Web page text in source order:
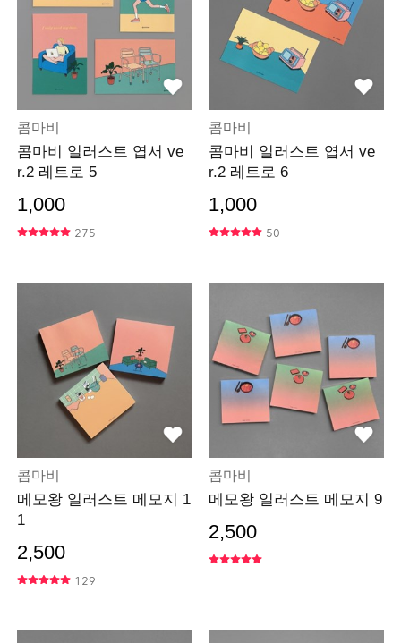
콤마비
콤마비 일러스트 엽서 ve
r.2 레트로 5
1,000
275
콤마비
콤마비 일러스트 엽서 ve
r.2 레트로 6
1,000
50
콤마비
메모왕 일러스트 메모지 1
1
2,500
129
콤마비
메모왕 일러스트 메모지 9
2,500